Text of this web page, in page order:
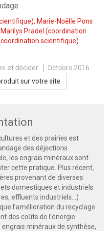
Marie-Noëlle Pons
Marilys Pradel (coordination
scientifique)
et décider
Octobre 2016
sur votre site
et des prairies est
des déjections
les engrais minéraux sont
cette pratique. Plus récent,
provenant de diverses
domestiques et industriels
effluents industriels…)
l’amélioration du recyclage
des coûts de l’énergie
minéraux de synthèse,